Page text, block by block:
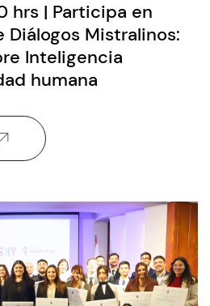
hrs | Participa en
Diálogos Mistralinos:
Inteligencia
humana